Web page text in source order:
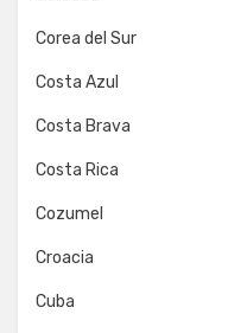
Corea del Sur
Costa Azul
Costa Brava
Costa Rica
Cozumel
Croacia
Cuba